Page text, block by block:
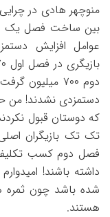
منوچهر هادی در
بین ساخت فصل یک و
عوامل افزایش
دوم ۷۰۰
دستمزدی نشدند! من
که دوستان قبول
تک تک بازیگران
فصل دوم کسب تکلیف
داشته باشند!
شده باشد چون ثمره
هستند.